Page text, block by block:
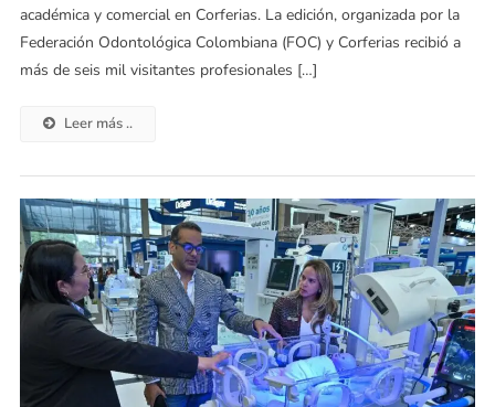
académica y comercial en Corferias. La edición, organizada por la
Federación Odontológica Colombiana (FOC) y Corferias recibió a
más de seis mil visitantes profesionales […]
Leer más ..